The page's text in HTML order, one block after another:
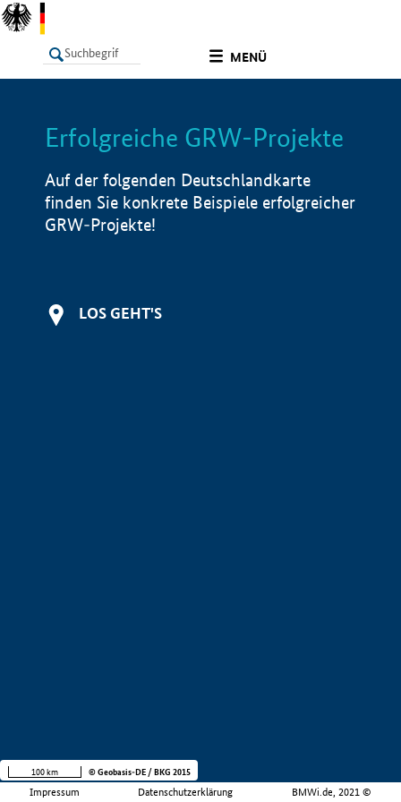
MENÜ
LISTE Info
Erfolgreiche GRW-Projekte
Auf der folgenden Deutschlandkarte
finden Sie konkrete Beispiele erfolgreicher
GRW-Projekte!
LOS GEHT'S
Impressum Datenschutzerklärung BMWi.de, 2021 ©
100 km © Geobasis-DE / BKG 2015